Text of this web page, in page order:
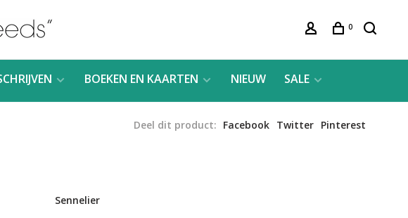
0
BOEKEN EN KAARTEN NIEUW SALE
Deel dit product: Facebook Twitter Pinterest
Sennelier